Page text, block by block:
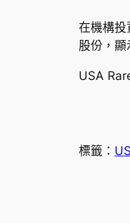
在機構
股份，
USA
標籤：